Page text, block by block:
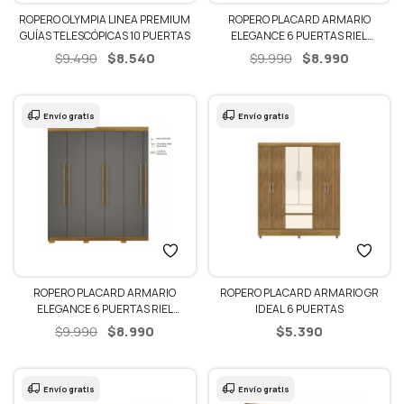
ROPERO OLYMPIA LINEA PREMIUM
GUÍAS TELESCÓPICAS 10 PUERTAS
$9.490 El
original
$9.490.
$8.540El
actual
$8.540.
ROPERO PLACARD ARMARIO
ELEGANCE 6 PUERTAS RIEL
TELESCÓPICOS
$9.990 El
original
$8.990El
actual
ROPERO PLACARD ARMARIO
ELEGANCE 6 PUERTAS RIEL
TELESCÓPICOS
$9.990 El
original
$8.990
actual
Envío gratis
ROPERO PLACARD ARMARIO GR
IDEAL 6 PUERTAS
$5.390
Envío gratis
Envío gratis Envío gratis